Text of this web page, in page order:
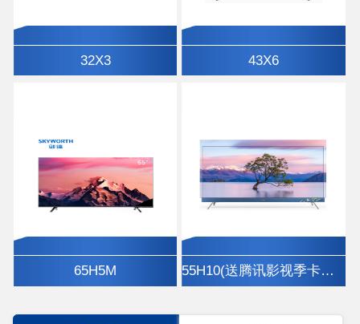
32X3 43X6
65H5M 55H10(送腾讯影视季卡、挂架)